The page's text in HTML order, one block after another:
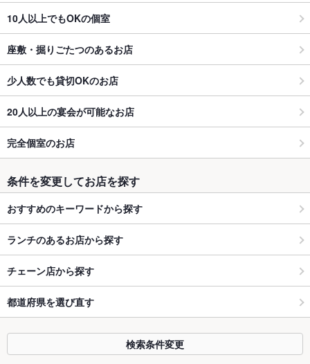
10人以上でもOKの個室
座敷・掘りごたつのあるお店
少人数でも貸切OKのお店
20人以上の宴会が可能なお店
完全個室のお店
条件を変更してお店を探す
おすすめのキーワードから探す
ランチのあるお店から探す
チェーン店から探す
都道府県を選び直す
検索条件変更